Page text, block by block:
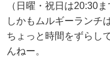
（日曜・祝日は20:30ま
しかもムルギーランチ
ちょっと時間をずらし
んねー。